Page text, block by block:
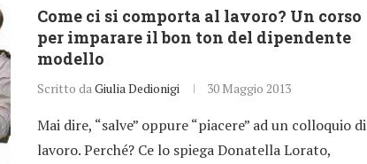
Come ci si comporta al lavoro? Un corso
per imparare il bon ton del dipendente
modello
Scritto daGiulia Dedionigi 30 Maggio 2013
Mai dire, “salve” oppure “piacere” ad un colloquio di
lavoro. Perché? Ce lo spiega Donatella Lorato,